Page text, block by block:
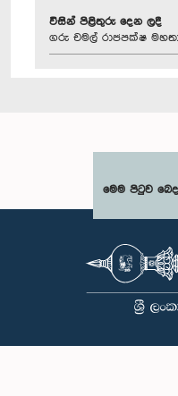
විසින් පිළිතුරු දෙන ලදී
ගරු චමල් රාජපක්ෂ
මෙම පිටුව